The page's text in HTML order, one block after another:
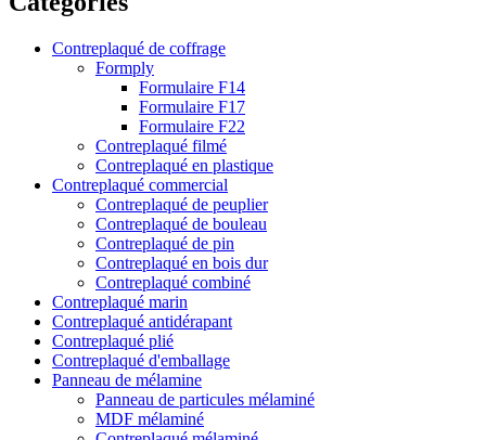
Contreplaqué de coffrage
Formply
Formulaire F14
Formulaire F17
Formulaire F22
Contreplaqué filmé
Contreplaqué en plastique
Contreplaqué commercial
Contreplaqué de peuplier
Contreplaqué de bouleau
Contreplaqué de pin
Contreplaqué en bois dur
Contreplaqué combiné
Contreplaqué marin
Contreplaqué antidérapant
Contreplaqué plié
Contreplaqué d'emballage
Panneau de mélamine
Panneau de particules mélaminé
MDF mélaminé